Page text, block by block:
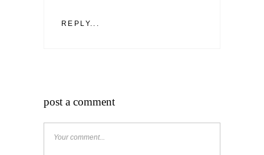
REPLY...
post a comment